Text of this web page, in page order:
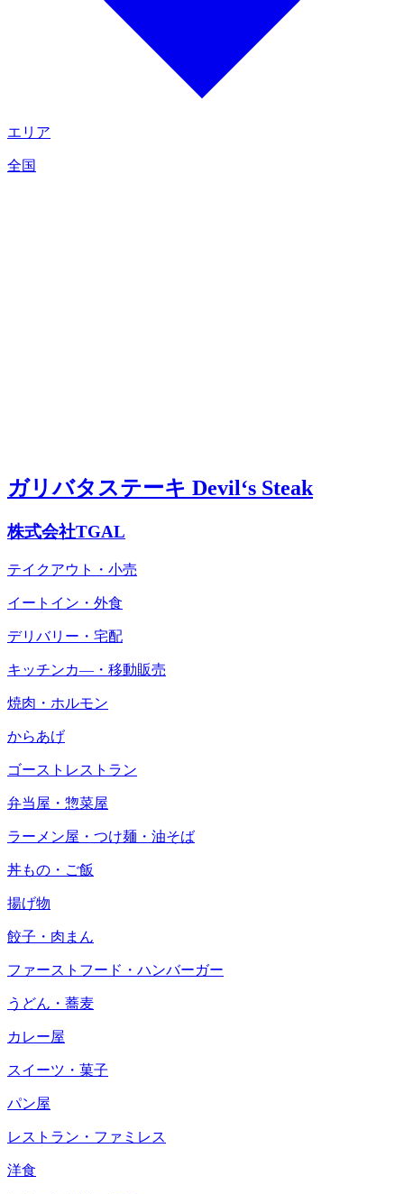
エリア
全国
ガリバタステーキ Devil‘s Steak
株式会社TGAL
テイクアウト・小売
イートイン・外食
デリバリー・宅配
キッチンカ―・移動販売
焼肉・ホルモン
からあげ
ゴーストレストラン
弁当屋・惣菜屋
ラーメン屋・つけ麺・油そば
丼もの・ご飯
揚げ物
餃子・肉まん
ファーストフード・ハンバーガー
うどん・蕎麦
カレー屋
スイーツ・菓子
パン屋
レストラン・ファミレス
洋食